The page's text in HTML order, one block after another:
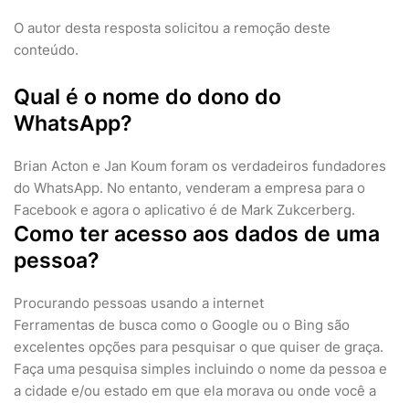
O autor desta resposta solicitou a remoção deste
conteúdo.
Qual é o nome do dono do
WhatsApp?
Brian Acton e Jan Koum foram os verdadeiros fundadores
do WhatsApp. No entanto, venderam a empresa para o
Facebook e agora o aplicativo é de Mark Zukcerberg.
Como ter acesso aos dados de uma
pessoa?
Procurando pessoas usando a internet
Ferramentas de busca como o Google ou o Bing são
excelentes opções para pesquisar o que quiser de graça.
Faça uma pesquisa simples incluindo o nome da pessoa e
a cidade e/ou estado em que ela morava ou onde você a